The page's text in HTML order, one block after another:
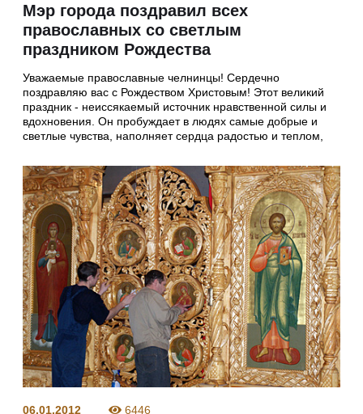
Мэр города поздравил всех
православных со светлым
праздником Рождества
Уважаемые православные челнинцы! Сердечно
поздравляю вас с Рождеством Христовым! Этот великий
праздник - неиссякаемый источник нравственной силы и
вдохновения. Он пробуждает в людях самые добрые и
светлые чувства, наполняет сердца радостью и теплом,
06.01.2012 6446